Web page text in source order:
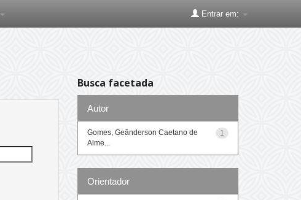
Entrar em:
Busca facetada
Autor
1
Gomes, Geânderson Caetano de
Alme...
Orientador